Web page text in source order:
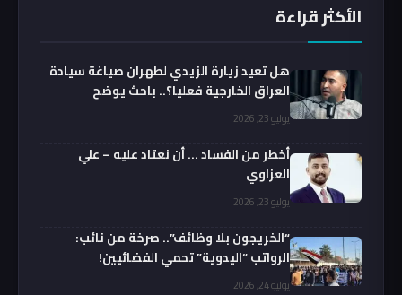
الأكثر قراءة
هل تعيد زيارة الزيدي لطهران صياغة سيادة
العراق الخارجية فعليا؟.. باحث يوضح
يوليو 23, 2026
أخطر من الفساد … أن نعتاد عليه – علي
العزاوي
يوليو 23, 2026
“الخريجون بلا وظائف”.. صرخة من نائب:
الرواتب “اليدوية” تحمي الفضائيين!
يوليو 24, 2026